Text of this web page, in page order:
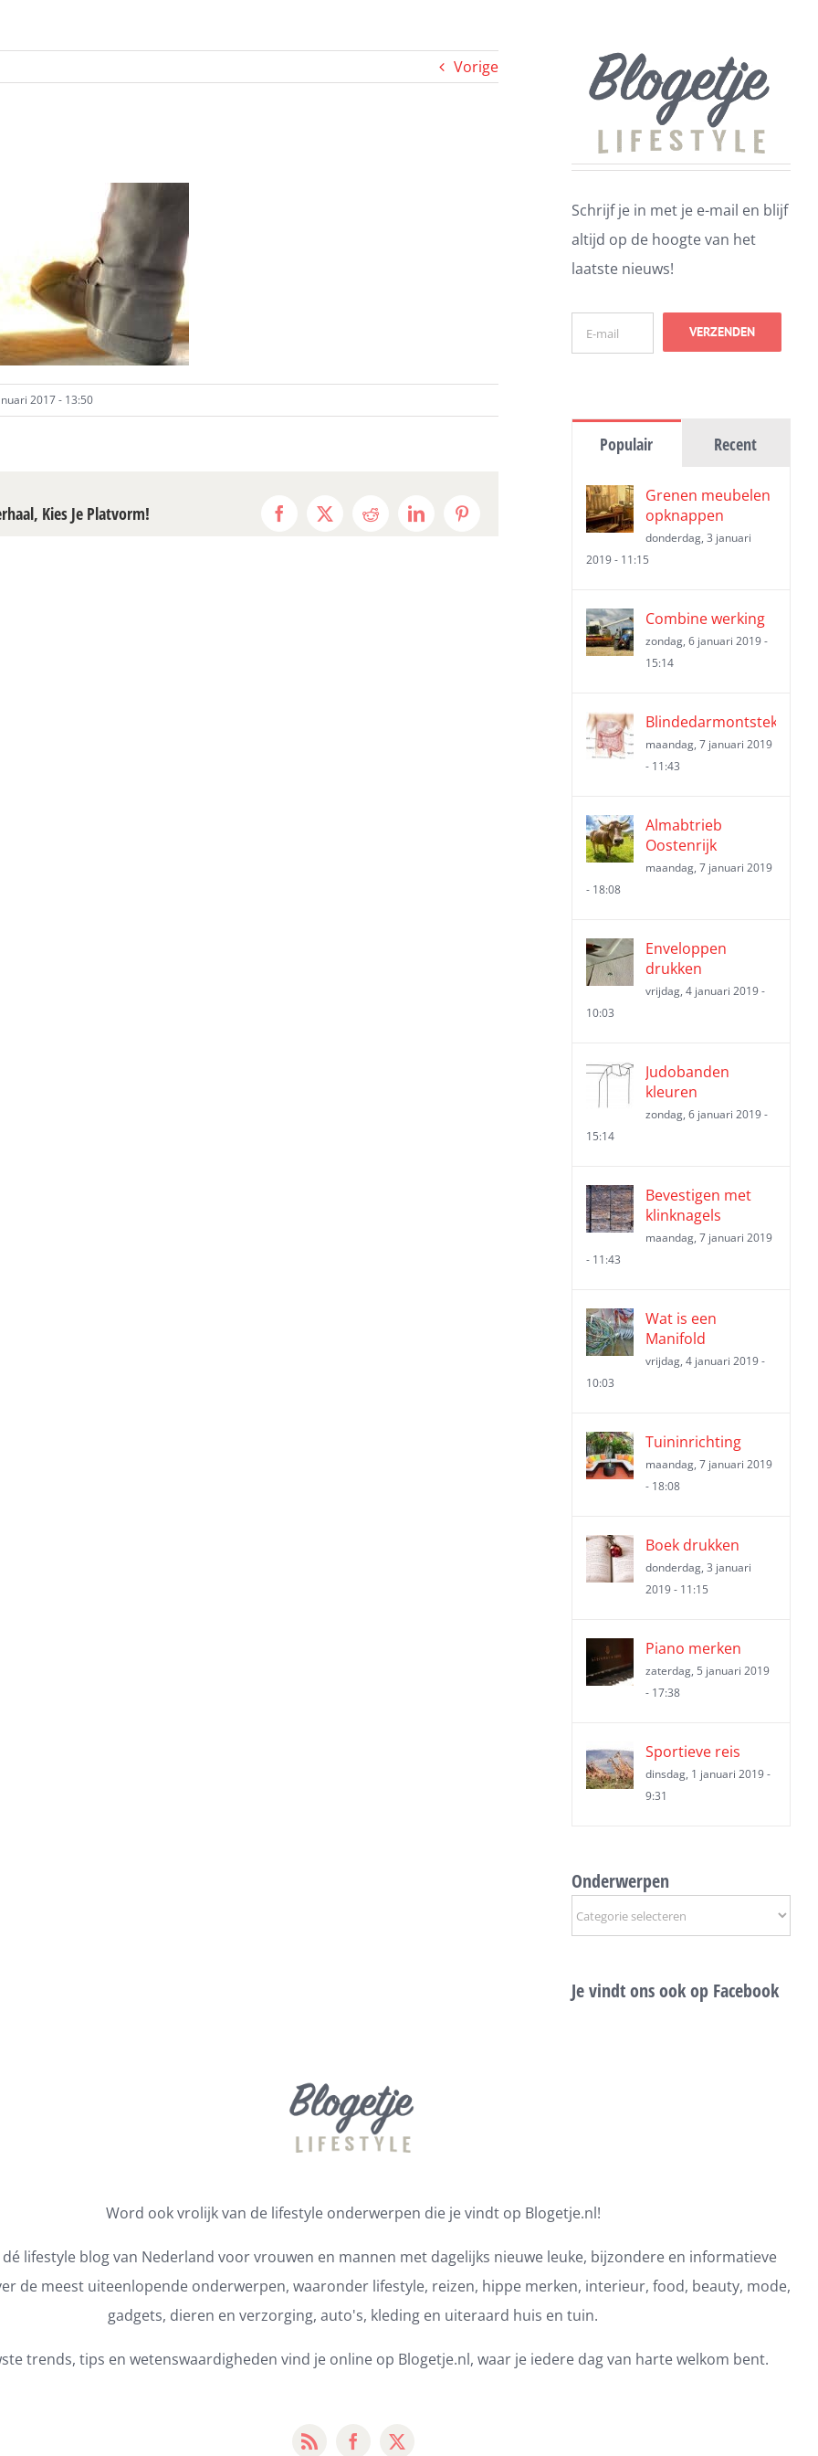
Vorige
2017 - 13:50
Kies Je Platvorm! Facebook
X Reddit LinkedInPinterest
Schrijf je in met je e-mail en blijf
altijd op de hoogte van het
laatste nieuws!
Populair Recent
Grenen meubelen
opknappen
donderdag, 3 januari
2019 - 11:15
Combine werking
zondag, 6 januari 2019 -
15:14
Blindedarmontsteking
maandag, 7 januari 2019
- 11:43
Almabtrieb
Oostenrijk
maandag, 7 januari 2019
- 18:08
Enveloppen
drukken
vrijdag, 4 januari 2019 -
10:03
Judobanden
kleuren
zondag, 6 januari 2019 -
15:14
Bevestigen met
klinknagels
maandag, 7 januari 2019
- 11:43
Wat is een
Manifold
vrijdag, 4 januari 2019 -
10:03
Tuininrichting
maandag, 7 januari 2019
- 18:08
Boek drukken
donderdag, 3 januari
2019 - 11:15
Piano merken
zaterdag, 5 januari 2019
- 17:38
Sportieve reis
dinsdag, 1 januari 2019 -
9:31
Onderwerpen
Onderwerpen
Je vindt ons ook op Facebook
Word ook vrolijk van de lifestyle onderwerpen die je vindt op Blogetje.nl!
lifestyle blog van Nederland voor vrouwen en mannen met dagelijks nieuwe leuke, bijzondere en informatieve
de meest uiteenlopende onderwerpen, waaronder lifestyle, reizen, hippe merken, interieur, food, beauty, mode,
gadgets, dieren en verzorging, auto's, kleding en uiteraard huis en tuin.
trends, tips en wetenswaardigheden vind je online op Blogetje.nl, waar je iedere dag van harte welkom bent.